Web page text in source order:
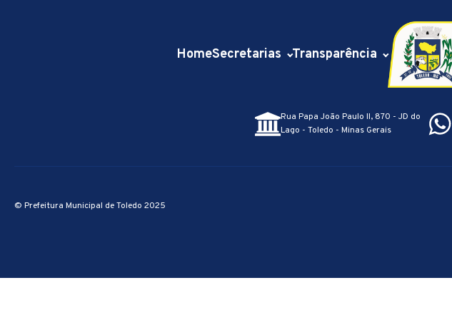
HomeSecretarias Transparência
Rua Papa João Paulo II, 870 - JD do
Lago - Toledo - Minas Gerais
© Prefeitura Municipal de Toledo 2025